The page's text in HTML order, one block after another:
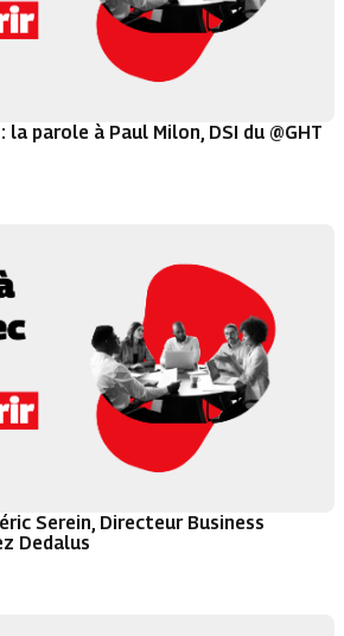
parole à Paul Milon, DSI du @GHT
Serein, Directeur Business
Dedalus